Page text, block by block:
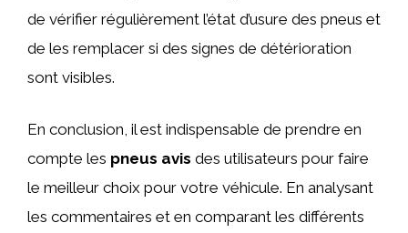
de vérifier régulièrement l’état d’usure des pneus et
de les remplacer si des signes de détérioration
sont visibles.
En conclusion, il est indispensable de prendre en
compte les pneus avis des utilisateurs pour faire
le meilleur choix pour votre véhicule. En analysant
les commentaires et en comparant les différents